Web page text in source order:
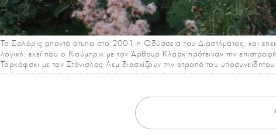
Το Σολάρις απαντά άτυπα στο 2001, η Οδύσσεια του Διαστήματος, και
λογική: εκεί που ο Κιούμπρικ με τον Άρθουρ Κλαρκ πρότειναν την
Ταρκόφσκι με τον Στάνισλας Λεμ διασχίζουν την ατραπό του υποσυνείδητου